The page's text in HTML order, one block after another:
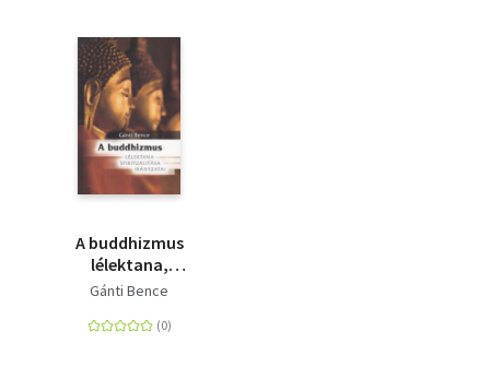
A buddhizmus
lélektana,
spiritualitása és
Gánti Bence